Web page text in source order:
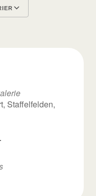
Staffelfelden,